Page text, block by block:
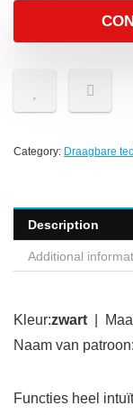
Category: Draagbare
Description
Additional
Kleur:zwart |
Naam van patroon:
Functies heel